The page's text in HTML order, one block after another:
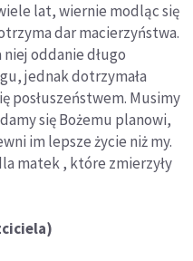
lat, wiernie modląc się
dar macierzyństwa.
oddanie długo
jednak dotrzymała
posłuszeństwem. Musimy
się Bożemu planowi,
im lepsze życie niż my.
matek , które zmierzyły